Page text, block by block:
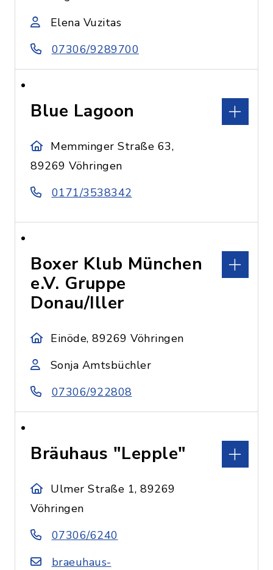
Elena Vuzitas
07306/9289700
Blue Lagoon
Memminger Straße 63,
89269 Vöhringen
0171/3538342
Boxer Klub München
e.V. Gruppe
Donau/Iller
Einöde, 89269 Vöhringen
Sonja Amtsbüchler
07306/922808
Bräuhaus "Lepple"
Ulmer Straße 1, 89269
Vöhringen
07306/6240
braeuhaus-